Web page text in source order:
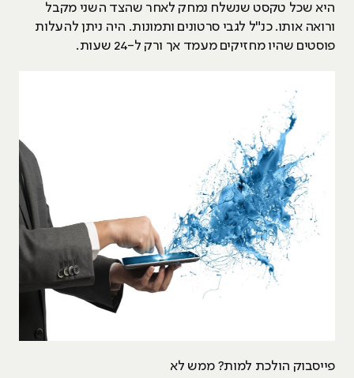
היא שכל טקסט שנשלח נמחק לאחר שהצד השני מקבל
ורואה אותו. כנ"ל לגבי סרטונים ותמונות. היה ניתן להעלות
פוסטים שהיו מחזיקים מעמד אך ורק ל-24 שעות.
פייסבוק הולכת למות? ממש לא